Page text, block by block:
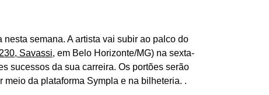
semana. A artista vai subir ao palco do
Savassi, em Belo Horizonte/MG) na sexta-
sucessos da sua carreira. Os portões serão
da plataforma Sympla e na bilheteria. .